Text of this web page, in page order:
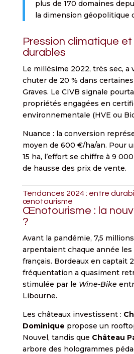
plus de 170 domaines
la dimension géopolitique
Pression climatique
durables
Le millésime 2022, très sec, a
chuter de 20 % dans
Graves. Le CIVB signale
propriétés engagées en
environnementale (HVE ou
Nuance : la conversion
moyen de 600 €/ha/an. Pour
15 ha, l’effort se chiffre à 9
de hausse des prix de vente.
Tendances 2024 : entre
œnotourisme
Œnotourisme : la
?
Avant la pandémie, 7,5
arpentaient chaque année
français. Bordeaux en captait
fréquentation a quasiment
stimulée par le Wine-Bike
Libourne.
Les châteaux investissent :
Dominique propose un
Nouvel, tandis que Château
arbore des hologrammes